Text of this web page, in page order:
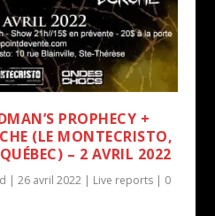
PROPHECY +
(LE MONTECRISTO,
– 2 AVRIL 2022
|26 avril 2022 | Live reports | 0